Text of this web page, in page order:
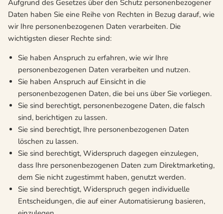
Aufgrund des Gesetzes über den Schutz personenbezogener
Daten haben Sie eine Reihe von Rechten in Bezug darauf, wie
wir Ihre personenbezogenen Daten verarbeiten. Die
wichtigsten dieser Rechte sind:
Sie haben Anspruch zu erfahren, wie wir Ihre
personenbezogenen Daten verarbeiten und nutzen.
Sie haben Anspruch auf Einsicht in die
personenbezogenen Daten, die bei uns über Sie vorliegen.
Sie sind berechtigt, personenbezogene Daten, die falsch
sind, berichtigen zu lassen.
Sie sind berechtigt, Ihre personenbezogenen Daten
löschen zu lassen.
Sie sind berechtigt, Widerspruch dagegen einzulegen,
dass Ihre personenbezogenen Daten zum Direktmarketing,
dem Sie nicht zugestimmt haben, genutzt werden.
Sie sind berechtigt, Widerspruch gegen individuelle
Entscheidungen, die auf einer Automatisierung basieren,